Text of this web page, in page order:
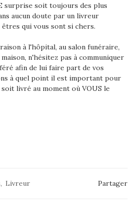
surprise soit toujours des plus
aucun doute par un livreur
qui vous sont si chers.
à l'hôpital, au salon funéraire,
n'hésitez pas à communiquer
afin de lui faire part de vos
à quel point il est important pour
livré au moment où VOUS le
Livreur Partager